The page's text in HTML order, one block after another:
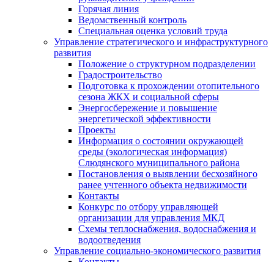
Горячая линия
Ведомственный контроль
Специальная оценка условий труда
Управление стратегического и инфраструктурного
развития
Положение о структурном подразделении
Градостроительство
Подготовка к прохождении отопительного
сезона ЖКХ и социальной сферы
Энергосбережение и повышение
энергетической эффективности
Проекты
Информация о состоянии окружающей
среды (экологическая информация)
Слюдянского муниципального района
Постановления о выявлении бесхозяйного
ранее учтенного объекта недвижимости
Контакты
Конкурс по отбору управляющей
организации для управления МКД
Схемы теплоснабжения, водоснабжения и
водоотведения
Управление социально-экономического развития